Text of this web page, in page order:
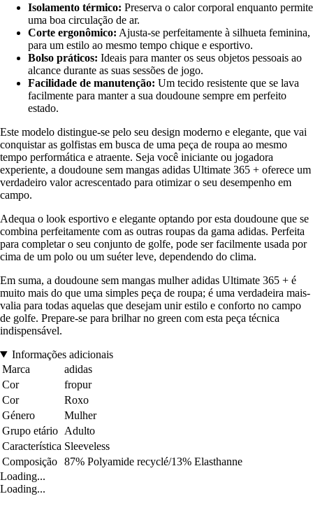
Isolamento térmico: Preserva o calor corporal enquanto permite
uma boa circulação de ar.
Corte ergonômico: Ajusta-se perfeitamente à silhueta feminina,
para um estilo ao mesmo tempo chique e esportivo.
Bolso práticos: Ideais para manter os seus objetos pessoais ao
alcance durante as suas sessões de jogo.
Facilidade de manutenção: Um tecido resistente que se lava
facilmente para manter a sua doudoune sempre em perfeito
estado.
Este modelo distingue-se pelo seu design moderno e elegante, que vai
conquistar as golfistas em busca de uma peça de roupa ao mesmo
tempo performática e atraente. Seja você iniciante ou jogadora
experiente, a doudoune sem mangas adidas Ultimate 365 + oferece um
verdadeiro valor acrescentado para otimizar o seu desempenho em
campo.
Adequa o look esportivo e elegante optando por esta doudoune que se
combina perfeitamente com as outras roupas da gama adidas. Perfeita
para completar o seu conjunto de golfe, pode ser facilmente usada por
cima de um polo ou um suéter leve, dependendo do clima.
Em suma, a doudoune sem mangas mulher adidas Ultimate 365 + é
muito mais do que uma simples peça de roupa; é uma verdadeira mais-
valia para todas aquelas que desejam unir estilo e conforto no campo
de golfe. Prepare-se para brilhar no green com esta peça técnica
indispensável.
Informações adicionais
Marca
adidas
Cor
fropur
Cor
Roxo
Género
Mulher
Grupo etário Adulto
Característica Sleeveless
Composição 87% Polyamide recyclé/13% Elasthanne
Loading...
Loading...